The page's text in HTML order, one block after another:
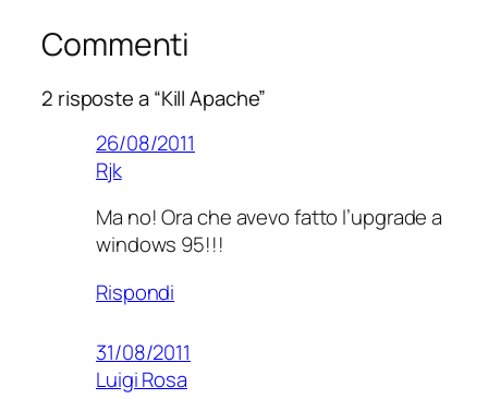
Commenti
2 risposte a “Kill Apache”
26/08/2011
Rjk
Ma no! Ora che avevo fatto l’upgrade a
windows 95!!!
Rispondi
31/08/2011
Luigi Rosa